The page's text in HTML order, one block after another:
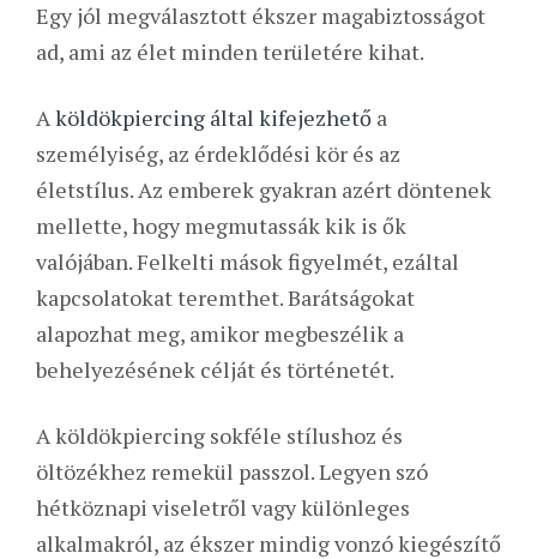
Egy jól megválasztott ékszer magabiztosságot
ad, ami az élet minden területére kihat.
Aköldökpiercing által kifejezhető a
személyiség, az érdeklődési kör és az
életstílus. Az emberek gyakran azért döntenek
mellette, hogy megmutassák kik is ők
valójában. Felkelti mások figyelmét, ezáltal
kapcsolatokat teremthet. Barátságokat
alapozhat meg, amikor megbeszélik a
behelyezésének célját és történetét.
A köldökpiercing sokféle stílushoz és
öltözékhez remekül passzol. Legyen szó
hétköznapi viseletről vagy különleges
alkalmakról, az ékszer mindig vonzó kiegészítő